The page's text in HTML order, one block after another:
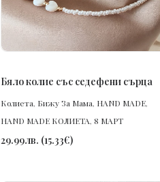
ПОРЪЧАЙ
Бяло колие със седефени сърца
Колиета, Бижу За Мама, HAND MADE,
HAND MADE КОЛИЕТА, 8 МАРТ
29.99лв. (15.33€)